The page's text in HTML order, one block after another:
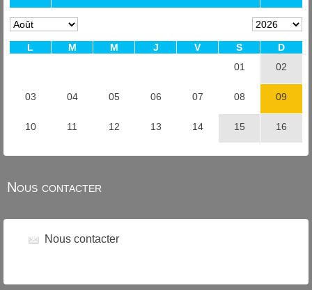
Nous contacter
Nous contacter